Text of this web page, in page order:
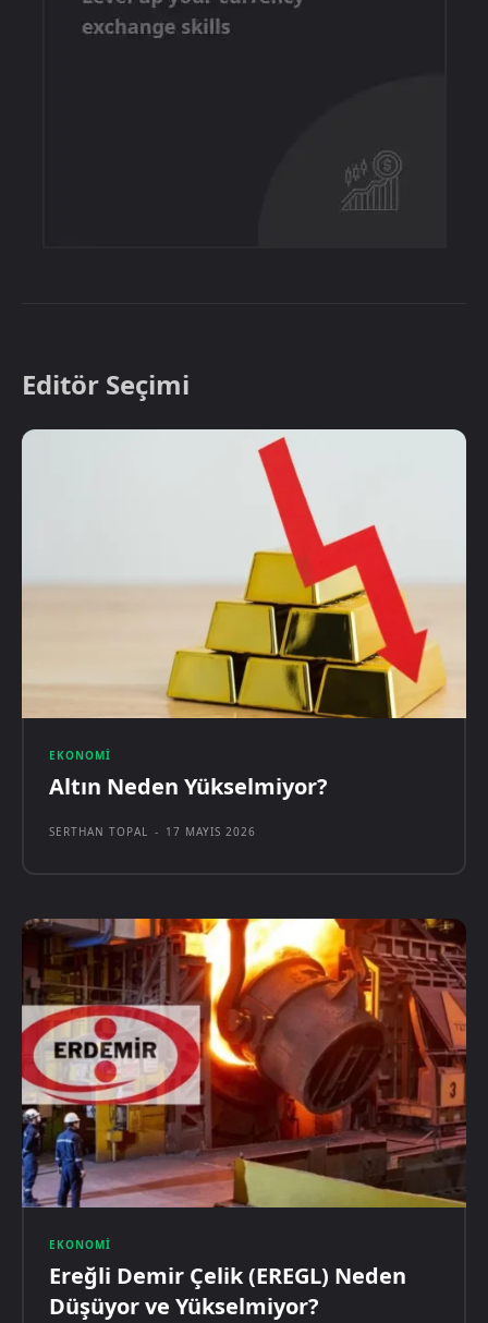
Editör Seçimi
EKONOMI
Altın Neden Yükselmiyor?
SERTHAN TOPAL - 17 MAYIS 2026
EKONOMI
Ereğli Demir Çelik (EREGL) Neden
Düşüyor ve Yükselmiyor?